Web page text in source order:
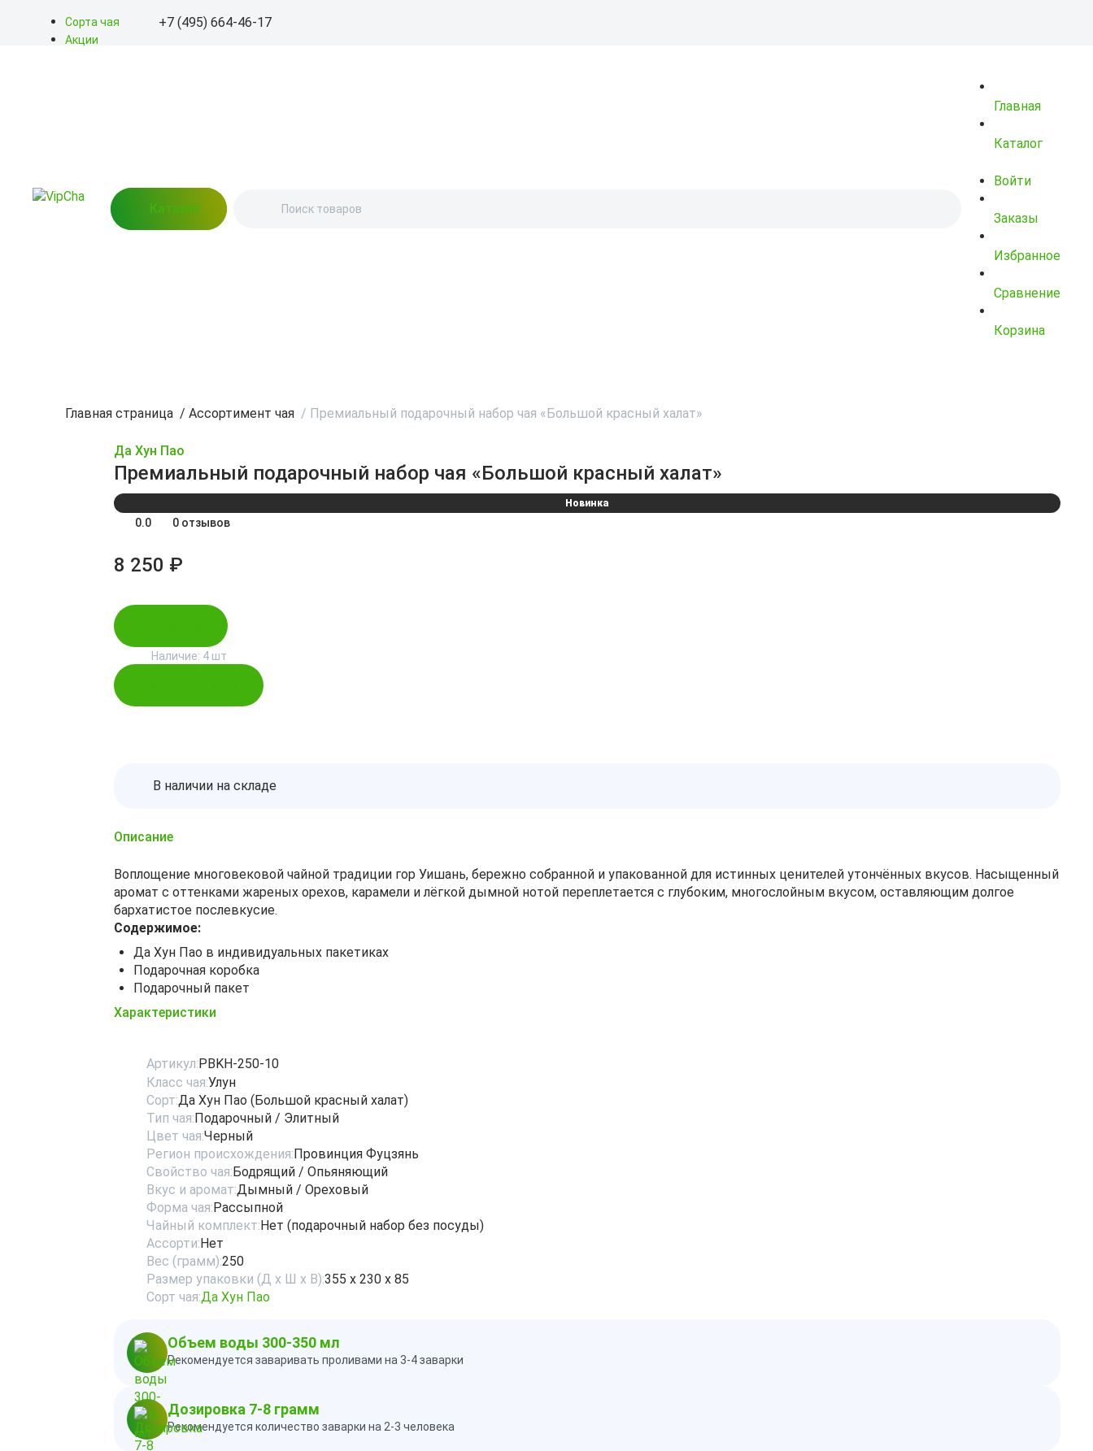
Сорта чая
Акции
+7 (495) 664-46-17
дом 7, стр. 3
Каталог
Главная
Каталог
Войти
Заказы
Избранное
Сравнение
Корзина
Главная страница / Ассортимент чая / Премиальный подарочный набор чая «Большой красный халат»
Да Хун Пао
Премиальный подарочный набор чая «Большой красный халат»
Новинка
0.0 0 отзывов
8 250 ₽
Наличие: 4 шт
В наличии на складе
Описание
Воплощение многовековой чайной традиции гор Уишань, бережно собранной и упакованной для истинных ценителей утончённых вкусов. Насыщенный
аромат с оттенками жареных орехов, карамели и лёгкой дымной нотой переплетается с глубоким, многослойным вкусом, оставляющим долгое
бархатистое послевкусие.
Содержимое:
Да Хун Пао в индивидуальных пакетиках
Подарочная коробка
Подарочный пакет
Характеристики
Артикул:PBKH-250-10
Класс чая:Улун
Сорт:Да Хун Пао (Большой красный халат)
Тип чая:Подарочный / Элитный
Цвет чая:Черный
Регион происхождения:Провинция Фуцзянь
Свойство чая:Бодрящий / Опьяняющий
Вкус и аромат:Дымный / Ореховый
Форма чая:Рассыпной
Чайный комплект:Нет (подарочный набор без посуды)
Ассорти:Нет
Вес (грамм):250
Размер упаковки (Д х Ш х В):355 х 230 х 85
Сорт чая:Да Хун Пао
Объем воды 300-350 мл
Рекомендуется заваривать проливами на 3-4 заварки
Дозировка 7-8 грамм
Рекомендуется количество заварки на 2-3 человека